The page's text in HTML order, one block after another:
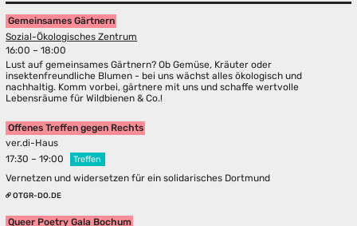
Gemeinsames Gärtnern
Sozial-Ökologisches Zentrum
16:00 – 18:00
Lust auf gemeinsames Gärtnern? Ob Gemüse, Kräuter oder
insektenfreundliche Blumen - bei uns wächst alles ökologisch und
nachhaltig. Komm vorbei, gärtnere mit uns und schaffe wertvolle
Lebensräume für Wildbienen & Co.!
Offenes Treffen gegen Rechts
ver.di-Haus
17:30 – 19:00
Treffen
Vernetzen und widersetzen für ein solidarisches Dortmund
OTGR-DO.DE
Queer Poetry Gala Bochum